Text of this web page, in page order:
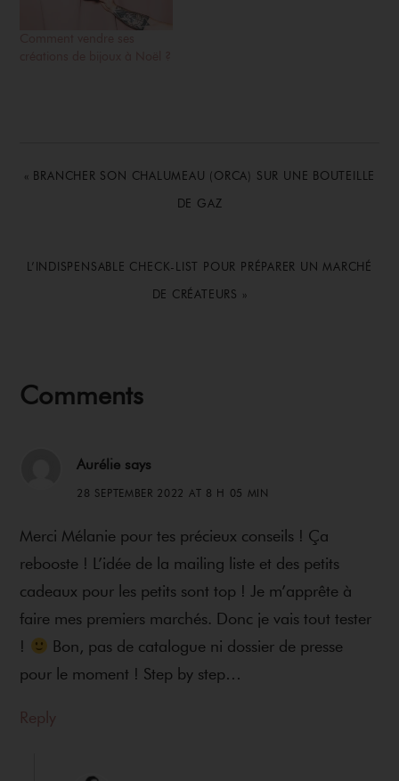
PREVIOUS
« BRANCHER SON CHALUMEAU (ORCA) SUR UNE BOUTEILLE
DE GAZ
NEXT
L’INDISPENSABLE CHECK-LIST POUR PRÉPARER UN MARCHÉ
DE CRÉATEURS »
Reader
Comments
Aurélie says
28 SEPTEMBER 2022 AT 8 H 05 MIN
Merci Mélanie pour tes précieux conseils ! Ça
rebooste ! L’idée de la mailing liste et des petits
cadeaux pour les petits sont top ! Je m’apprête à
faire mes premiers marchés. Donc je vais tout tester
!
Bon, pas de catalogue ni dossier de presse
pour le moment ! Step by step…
Reply